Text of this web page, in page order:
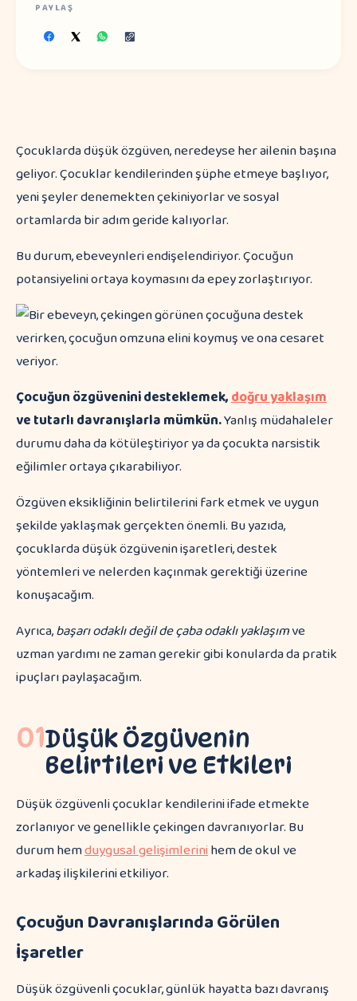
PAYLAŞ
Çocuklarda düşük özgüven, neredeyse her ailenin başına
geliyor. Çocuklar kendilerinden şüphe etmeye başlıyor,
yeni şeyler denemekten çekiniyorlar ve sosyal
ortamlarda bir adım geride kalıyorlar.
Bu durum, ebeveynleri endişelendiriyor. Çocuğun
potansiyelini ortaya koymasını da epey zorlaştırıyor.
Çocuğun özgüvenini desteklemek,doğru yaklaşım
ve tutarlı davranışlarla mümkün.Yanlış müdahaleler
durumu daha da kötüleştiriyor ya da çocukta narsistik
eğilimler ortaya çıkarabiliyor.
Özgüven eksikliğinin belirtilerini fark etmek ve uygun
şekilde yaklaşmak gerçekten önemli. Bu yazıda,
çocuklarda düşük özgüvenin işaretleri, destek
yöntemleri ve nelerden kaçınmak gerektiği üzerine
konuşacağım.
Ayrıca,başarı odaklı değil de çaba odaklı yaklaşımve
uzman yardımı ne zaman gerekir gibi konularda da pratik
ipuçları paylaşacağım.
01Düşük Özgüvenin
Belirtileri ve Etkileri
Düşük özgüvenli çocuklar kendilerini ifade etmekte
zorlanıyor ve genellikle çekingen davranıyorlar. Bu
durum hemduygusal gelişimlerinihem de okul ve
arkadaş ilişkilerini etkiliyor.
Çocuğun Davranışlarında Görülen
İşaretler
Düşük özgüvenli çocuklar, günlük hayatta bazı davranış